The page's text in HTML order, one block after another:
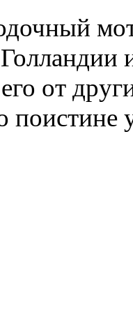
от
поистине